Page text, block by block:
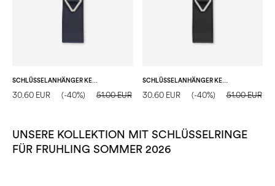
30.60 EUR (-40%) 51.00 EUR 30.60 EUR (-40%) 51.00 EUR
UNSERE KOLLEKTION MIT SCHLÜSSELRINGE
FÜR FRUHLING SOMMER 2026